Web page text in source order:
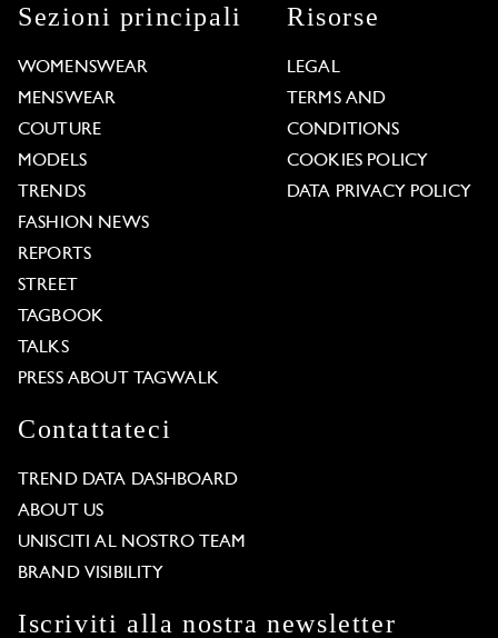
Sezioni principali
WOMENSWEAR
MENSWEAR
COUTURE
MODELS
TRENDS
FASHION NEWS
REPORTS
STREET
TAGBOOK
TALKS
PRESS ABOUT TAGWALK
Risorse
LEGAL
TERMS AND
CONDITIONS
COOKIES POLICY
DATA PRIVACY POLICY
Contattateci
TREND DATA DASHBOARD
ABOUT US
UNISCITI AL NOSTRO TEAM
BRAND VISIBILITY
Iscriviti alla nostra newsletter